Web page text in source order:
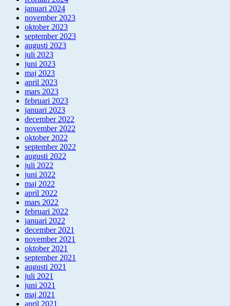
januari 2024
november 2023
oktober 2023
september 2023
augusti 2023
juli 2023
juni 2023
maj 2023
april 2023
mars 2023
februari 2023
januari 2023
december 2022
november 2022
oktober 2022
september 2022
augusti 2022
juli 2022
juni 2022
maj 2022
april 2022
mars 2022
februari 2022
januari 2022
december 2021
november 2021
oktober 2021
september 2021
augusti 2021
juli 2021
juni 2021
maj 2021
april 2021